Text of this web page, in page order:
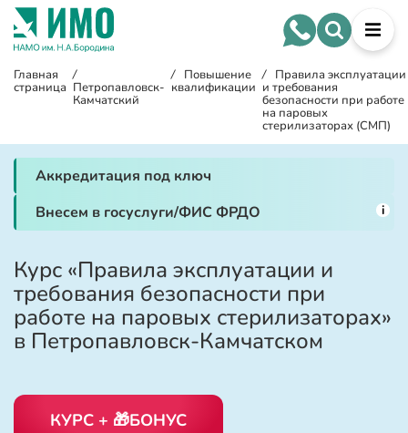
Главная
страница
/
Петропавловск-
Камчатский
/ Повышение
квалификации
/ Правила эксплуатации
и требования
безопасности при работе
на паровых
стерилизаторах (СМП)
Аккредитация под ключ
Внесем в госуслуги/ФИС ФРДО
i
Курс «Правила эксплуатации и
требования безопасности при
работе на паровых стерилизаторах»
в Петропавловск-Камчатском
КУРС + 🎁БОНУС